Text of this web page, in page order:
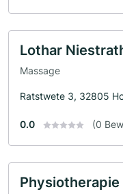
Lothar
Massage
Ratstwete 3, 32805
0.0 (0
Physiotherapie